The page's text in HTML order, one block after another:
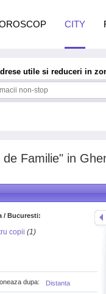
Familie" in
/ Bucuresti:
copii (1)
Distanta
dupa:
utile si reduceri in
CITY